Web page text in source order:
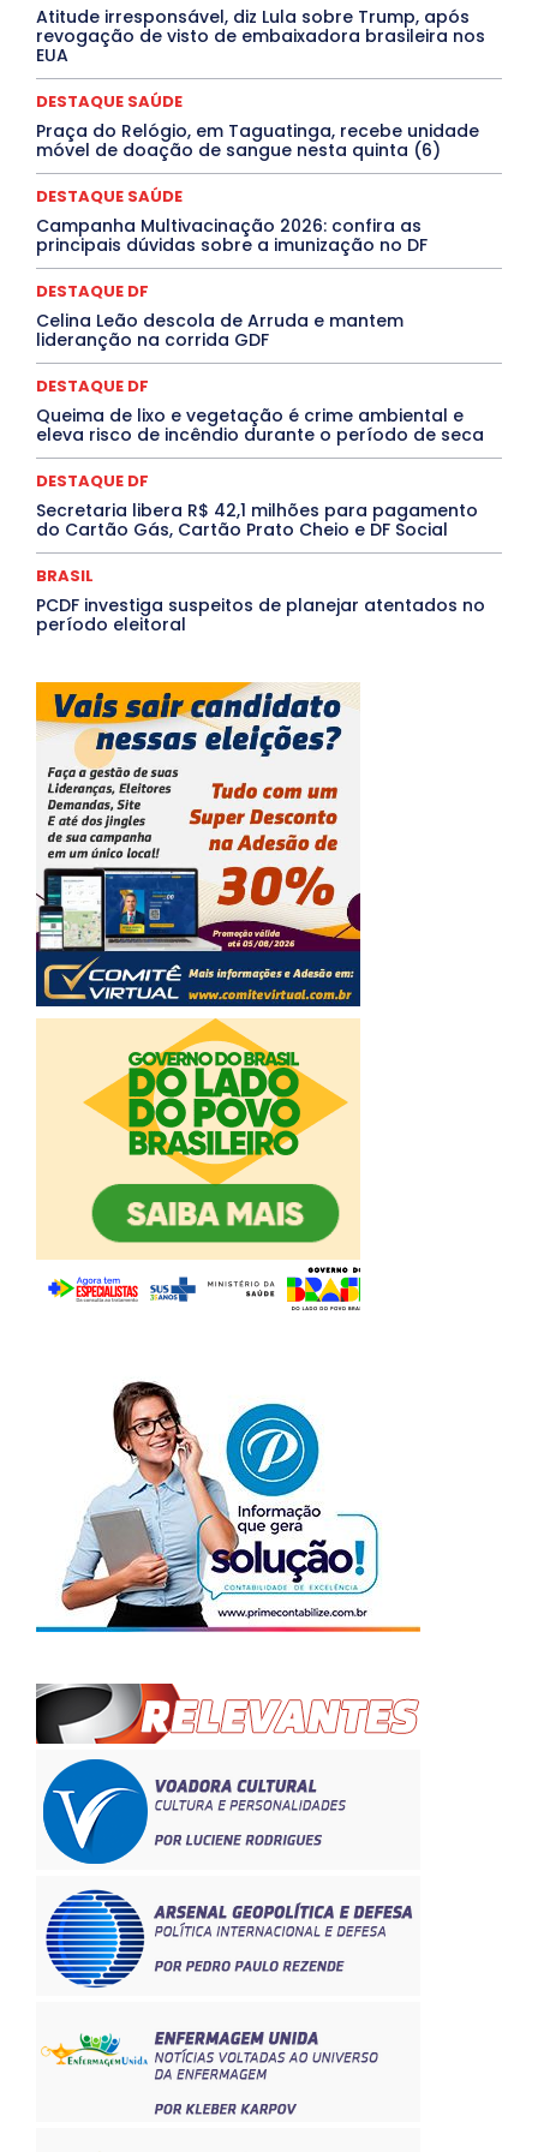
ELEIÇÕES
EMPREGO E OPORTUNIDADES
ENTORNO
Especial
Espírito Santo ESPORTE
ESTÁGIO
Febre Oropouche
FILMES
Goiás
INTELIGÊNCIA ARTIFICIAL
Jogos Online
JUDICIÁRIO LITERATURA
Maranhão
Marburg
Mato Grosso
Mato Grosso do Sul
MEIO AMBIENTE
Minas Gerais MOBILIDADE
MPOX
MÚSICA
O Plantonista
PROCESSO SELETIVO
PUBLIEDITORIAL
QUALIFICAÇÃO PROFISSIONAL
RESIDÊNCIA
Santa Catarina
Saúde Agora
SEGURANÇA
Soltando o Verbo
TÁ FROID?
TEATRO
Tocantins
Utilidade Pública ZikaVirus
Mais
Atitude irresponsável, diz Lula sobre Trump, após
revogação de visto de embaixadora brasileira nos
EUA
DESTAQUE SAÚDE
Praça do Relógio, em Taguatinga, recebe unidade
móvel de doação de sangue nesta quinta (6)
DESTAQUE SAÚDE
Campanha Multivacinação 2026: confira as
principais dúvidas sobre a imunização no DF
DESTAQUE DF
Celina Leão descola de Arruda e mantem
lideranção na corrida GDF
DESTAQUE DF
Queima de lixo e vegetação é crime ambiental e
eleva risco de incêndio durante o período de seca
DESTAQUE DF
Secretaria libera R$ 42,1 milhões para pagamento
do Cartão Gás, Cartão Prato Cheio e DF Social
BRASIL
PCDF investiga suspeitos de planejar atentados no
período eleitoral